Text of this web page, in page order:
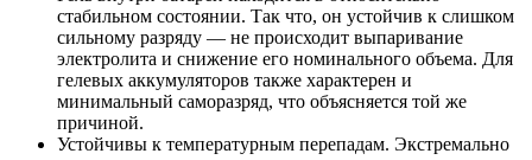
стабильном состоянии. Так что, он устойчив к слишком
сильному разряду — не происходит выпаривание
электролита и снижение его номинального объема. Для
гелевых аккумуляторов также характерен и
минимальный саморазряд, что объясняется той же
причиной.
Устойчивы к температурным перепадам. Экстремально